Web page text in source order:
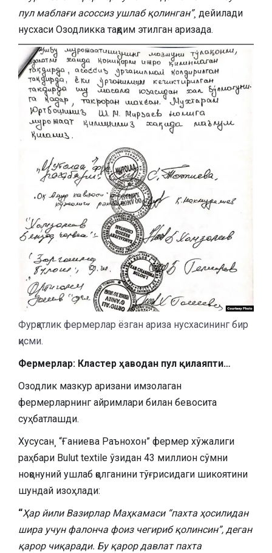
пул маблағи асоссиз ушлаб қолинган”¸ дейилади
нусхаси Озодликка тақдим этилган аризада.
Фурқатлик фермерлар ёзган ариза нусхасининг бир
қисми.
Фермерлар: Кластер ҳаводан пул қилаяпти…
Озодлик мазкур аризани имзолаган
фермерларнинг айримлари билан бевосита
суҳбатлашди.
Хусусан¸ “Ғаниева Раънохон” фермер хўжалиги
раҳбари Bulut textile ўзидан 43 миллион сўмни
ноқонуний ушлаб қолганини тўғрисидаги шикоятини
шундай изоҳлади:
“Ҳар йили Вазирлар Маҳкамаси “пахта ҳосилидан
шира учун фалонча фоиз чегириб қолинсин”, деган
қарор чиқаради. Бу қарор давлат пахта